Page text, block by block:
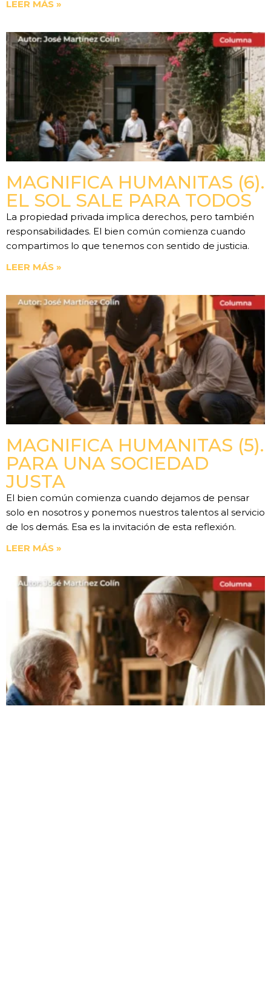
LEER MÁS »
MAGNIFICA HUMANITAS (6).
EL SOL SALE PARA TODOS
La propiedad privada implica derechos, pero también
responsabilidades. El bien común comienza cuando
compartimos lo que tenemos con sentido de justicia.
LEER MÁS »
MAGNIFICA HUMANITAS (5).
PARA UNA SOCIEDAD
JUSTA
El bien común comienza cuando dejamos de pensar
solo en nosotros y ponemos nuestros talentos al servicio
de los demás. Esa es la invitación de esta reflexión.
LEER MÁS »